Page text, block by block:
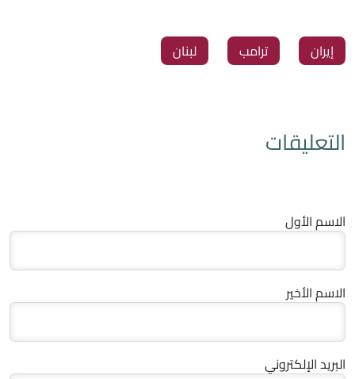
‏إيران ‏ترامب ‏لبنان
التعليقات
الاسم الأول
الاسم الأخير
البريد الإلكتروني